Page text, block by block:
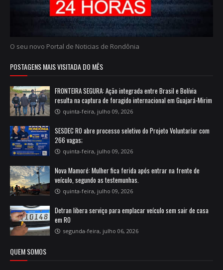
O seu novo Portal de Noticias de Rondônia
POSTAGENS MAIS VISITADA DO MÊS
FRONTEIRA SEGURA: Ação integrada entre Brasil e Bolívia
resulta na captura de foragido internacional em Guajará-Mirim
quinta-feira, julho 09, 2026
SESDEC RO abre processo seletivo do Projeto Voluntariar com
266 vagas;
quinta-feira, julho 09, 2026
Nova Mamoré: Mulher fica ferida após entrar na frente de
veículo, segundo as testemunhas.
quinta-feira, julho 09, 2026
Detran libera serviço para emplacar veículo sem sair de casa
em RO
segunda-feira, julho 06, 2026
QUEM SOMOS